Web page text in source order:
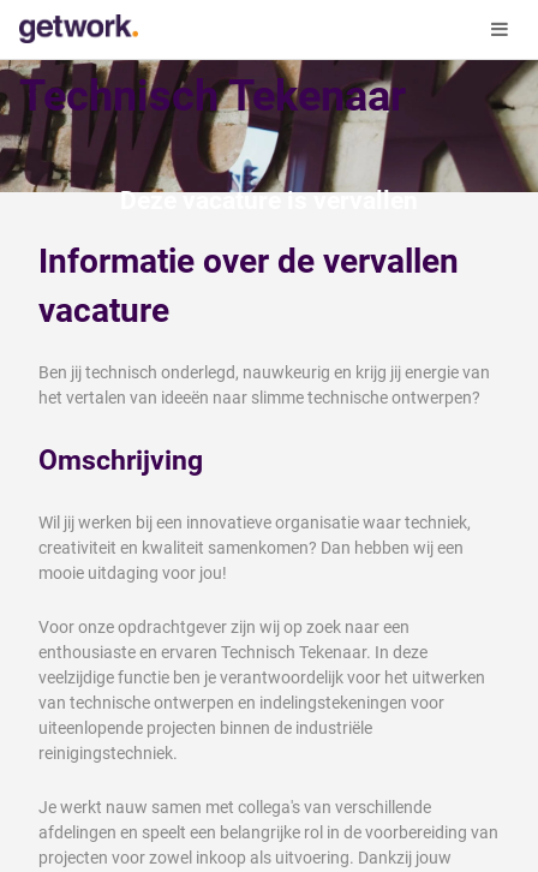
Technisch Tekenaar
Deze vacature is vervallen
Informatie over de vervallen
vacature
Ben jij technisch onderlegd, nauwkeurig en krijg jij energie van
het vertalen van ideeën naar slimme technische ontwerpen?
Omschrijving
Wil jij werken bij een innovatieve organisatie waar techniek,
creativiteit en kwaliteit samenkomen? Dan hebben wij een
mooie uitdaging voor jou!
Voor onze opdrachtgever zijn wij op zoek naar een
enthousiaste en ervaren Technisch Tekenaar. In deze
veelzijdige functie ben je verantwoordelijk voor het uitwerken
van technische ontwerpen en indelingstekeningen voor
uiteenlopende projecten binnen de industriële
reinigingstechniek.
Je werkt nauw samen met collega's van verschillende
afdelingen en speelt een belangrijke rol in de voorbereiding van
projecten voor zowel inkoop als uitvoering. Dankzij jouw